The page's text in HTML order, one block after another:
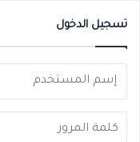
تسجيل الدخول